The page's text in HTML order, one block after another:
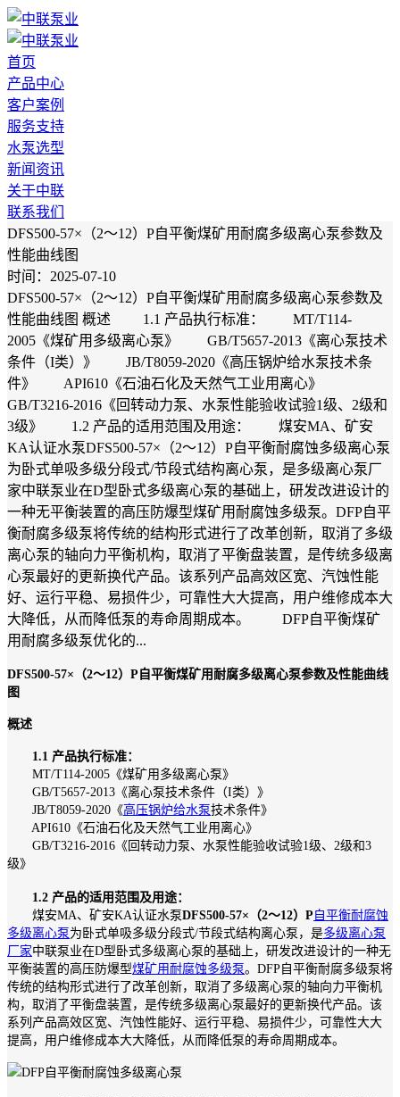
首页
产品中心
客户案例
服务支持
水泵选型
新闻资讯
关于中联
联系我们
DFS500-57×（2～12）P自平衡煤矿用耐腐多级离心泵参数及
性能曲线图
时间：2025-07-10
DFS500-57×（2～12）P自平衡煤矿用耐腐多级离心泵参数及
性能曲线图 概述 1.1 产品执行标准： MT/T114-
2005《煤矿用多级离心泵》 GB/T5657-2013《离心泵技术
条件（I类）》 JB/T8059-2020《高压锅炉给水泵技术条
件》 API610《石油石化及天然气工业用离心》
GB/T3216-2016《回转动力泵、水泵性能验收试验1级、2级和
3级》 1.2 产品的适用范围及用途： 煤安MA、矿安
KA认证水泵DFS500-57×（2～12）P自平衡耐腐蚀多级离心泵
为卧式单吸多级分段式/节段式结构离心泵，是多级离心泵厂
家中联泵业在D型卧式多级离心泵的基础上，研发改进设计的
一种无平衡装置的高压防爆型煤矿用耐腐蚀多级泵。DFP自平
衡耐腐多级泵将传统的结构形式进行了改革创新，取消了多级
离心泵的轴向力平衡机构，取消了平衡盘装置，是传统多级离
心泵最好的更新换代产品。该系列产品高效区宽、汽蚀性能
好、运行平稳、易损件少，可靠性大大提高，用户维修成本大
大降低，从而降低泵的寿命周期成本。 DFP自平衡煤矿
用耐腐多级泵优化的...
DFS500-57×（2～12）P自平衡煤矿用耐腐多级离心泵参数及性能曲线
图
概述
1.1 产品执行标准：
MT/T114-2005《煤矿用多级离心泵》
GB/T5657-2013《离心泵技术条件（I类）》
JB/T8059-2020《高压锅炉给水泵技术条件》
API610《石油石化及天然气工业用离心》
GB/T3216-2016《回转动力泵、水泵性能验收试验1级、2级和3
级》
1.2 产品的适用范围及用途：
煤安MA、矿安KA认证水泵DFS500-57×（2～12）P 自平衡耐腐蚀
多级离心泵 为卧式单吸多级分段式/节段式结构离心泵，是多级离心泵
厂家中联泵业在D型卧式多级离心泵的基础上，研发改进设计的一种无
平衡装置的高压防爆型煤矿用耐腐蚀多级泵。DFP自平衡耐腐多级泵将
传统的结构形式进行了改革创新，取消了多级离心泵的轴向力平衡机
构，取消了平衡盘装置，是传统多级离心泵最好的更新换代产品。该
系列产品高效区宽、汽蚀性能好、运行平稳、易损件少，可靠性大大
提高，用户维修成本大大降低，从而降低泵的寿命周期成本。